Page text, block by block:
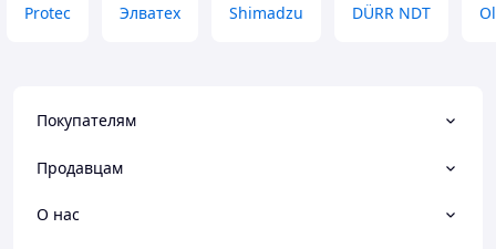
Protec Элватех Shimadzu DÜRR NDT
Покупателям
Продавцам
О нас